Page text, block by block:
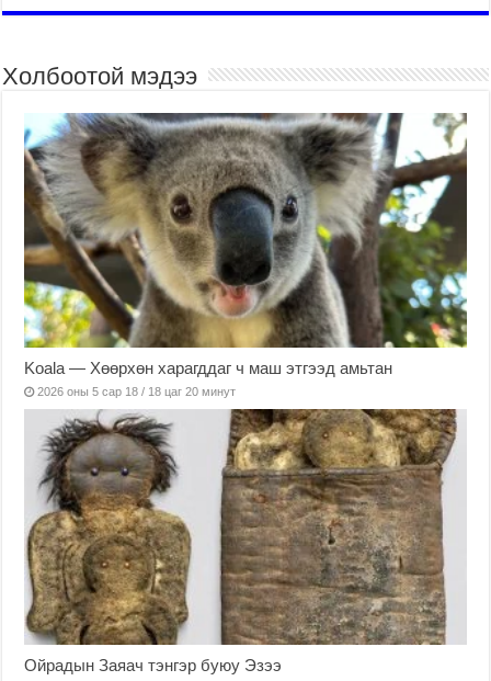
Холбоотой мэдээ
Koala — Хөөрхөн харагддаг ч маш этгээд амьтан
2026 оны 5 сар 18 / 18 цаг 20 минут
Ойрадын Заяач тэнгэр буюу Эзээ